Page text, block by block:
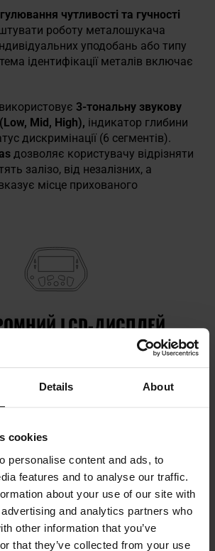
Details About
cookies
personalise content and ads, to
features and to analyse our traffic.
about your use of our site with
and analytics partners who
other information that you’ve
that they’ve collected from your use
чутливості та гучності
роботу металошукача
уподобань або типу
ідентифікації металів включає
3-тональну звукову
Mid, High), індикатор глибини
дискримінації (6 сегментів).
дозволяє користувачу відрізняти
залізо, від незалізних, а
місце прихованого
LCD-ДИСПЛЕЙ,
УПРАВЛІННЯ
у чіткій формі. Завдяки
рівня заряду
живлення та краще керувати
менюзабезпечують зручне